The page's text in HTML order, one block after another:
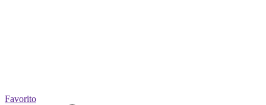
Favorito